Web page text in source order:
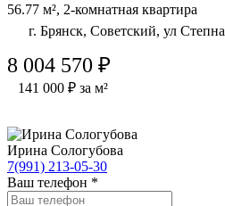
56.77 м², 2-комнатная квартира
г. Брянск, Советский, ул
8 004 570 ₽
141 000 ₽ за м²
Ирина Сологубова
7(991) 213-05-30
Ваш телефон *